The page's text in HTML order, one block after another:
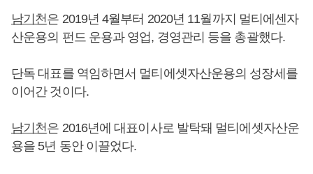
남기천은 2019년 4월부터 2020년 11월까지 멀티에센자
산운용의 펀드 운용과 영업, 경영관리 등을 총괄했다.
단독 대표를 역임하면서 멀티에셋자산운용의 성장세를
이어간 것이다.
남기천은 2016년에 대표이사로 발탁돼 멀티에셋자산운
용을 5년 동안 이끌었다.